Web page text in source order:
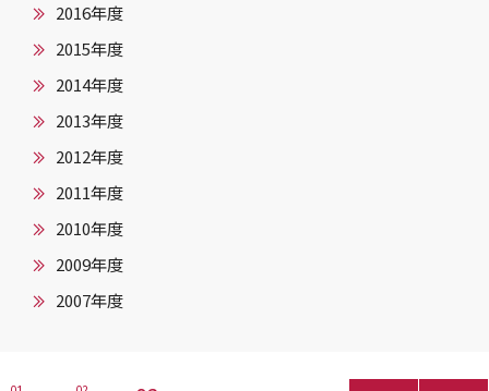
2016年度
2015年度
2014年度
2013年度
2012年度
2011年度
2010年度
2009年度
2007年度